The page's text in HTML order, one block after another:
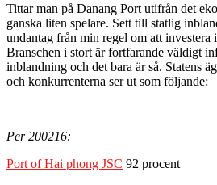
Tittar man på Danang Port utifrån det
ganska liten spelare. Sett till statlig
undantag från min regel om att investera
Branschen i stort är fortfarande väldigt
inblandning och det bara är så. Statens
och konkurrenterna ser ut som följande:
Per 200216:
Port of Hai phong JSC 92 procent